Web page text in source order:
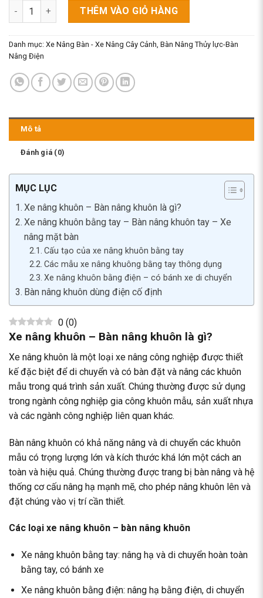
Xe Nâng Khuôn - Bàn Nâng Khuôn Mẫu cao 1M/ 1M3/ 1M5 số
THÊM VÀO GIỎ HÀNG
Danh mục: Xe Nâng Bàn - Xe Nâng Cây Cảnh, Bàn Nâng Thủy lực-Bàn
Nâng Điện
Mô tả
Đánh giá (0)
MỤC LỤC
Xe nâng khuôn – Bàn nâng khuôn là gì?
Xe nâng khuôn bằng tay – Bàn nâng khuôn tay – Xe
nâng mặt bàn
Cấu tạo của xe nâng khuôn bằng tay
Các mẫu xe nâng khuông bằng tay thông dụng
Xe nâng khuôn bằng điện – có bánh xe di chuyển
Bàn nâng khuôn dùng điện cố định
0 (0)
Xe nâng khuôn – Bàn nâng khuôn là gì?
Xe nâng khuôn là một loại xe nâng công nghiệp được thiết
kế đặc biệt để di chuyển và có bàn đặt và nâng các khuôn
mẫu trong quá trình sản xuất. Chúng thường được sử dụng
trong ngành công nghiệp gia công khuôn mẫu, sản xuất nhựa
và các ngành công nghiệp liên quan khác.
Bàn nâng khuôn có khả năng nâng và di chuyển các khuôn
mẫu có trọng lượng lớn và kích thước khá lớn một cách an
toàn và hiệu quả. Chúng thường được trang bị bàn nâng và hệ
thống cơ cấu nâng hạ mạnh mẽ, cho phép nâng khuôn lên và
đặt chúng vào vị trí cần thiết.
Các loại xe nâng khuôn – bàn nâng khuôn
Xe nâng khuôn bằng tay: nâng hạ và di chuyển hoàn toàn
bằng tay, có bánh xe
Xe nâng khuôn bằng điện: nâng hạ bằng điện, di chuyển